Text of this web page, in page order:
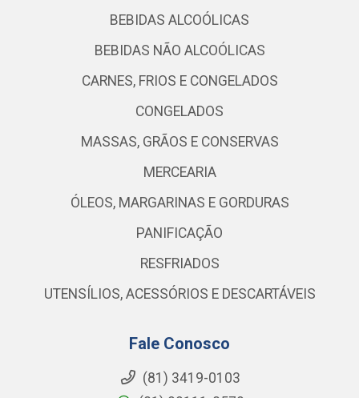
BEBIDAS ALCOÓLICAS
BEBIDAS NÃO ALCOÓLICAS
CARNES, FRIOS E CONGELADOS
CONGELADOS
MASSAS, GRÃOS E CONSERVAS
MERCEARIA
ÓLEOS, MARGARINAS E GORDURAS
PANIFICAÇÃO
RESFRIADOS
UTENSÍLIOS, ACESSÓRIOS E DESCARTÁVEIS
Fale Conosco
(81) 3419-0103